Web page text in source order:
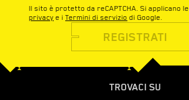
Il sito è protetto da reCAPTCHA. Si applicano le
privacy e i Termini di servizio di Google.
REGISTRATI
TROVACI SU